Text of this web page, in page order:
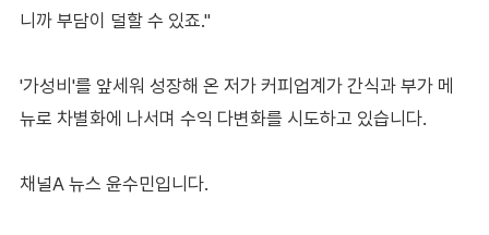
니까 부담이 덜할 수 있죠."
'가성비'를 앞세워 성장해 온 저가 커피업계가 간식과 부가 메
뉴로 차별화에 나서며 수익 다변화를 시도하고 있습니다.
채널A 뉴스 윤수민입니다.